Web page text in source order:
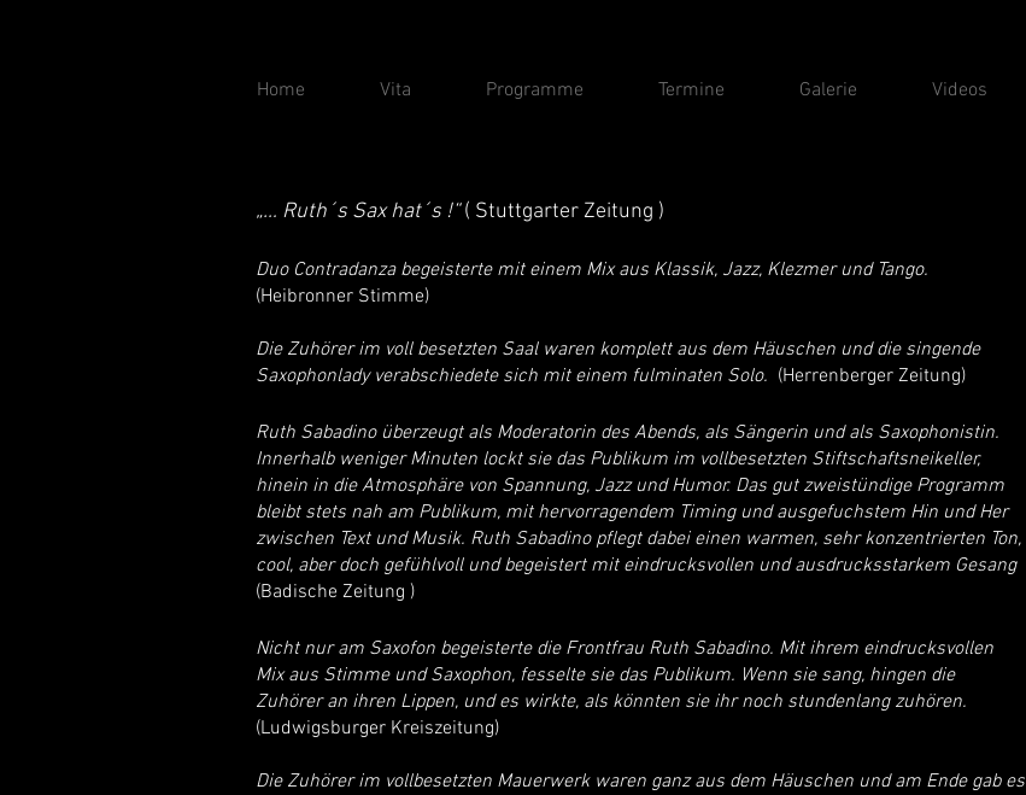
Home Vita Programme Termine Galerie Videos
„… Ruth´s Sax hat´s !“( Stuttgarter Zeitung )
Duo Contradanza begeisterte mit einem Mix aus Klassik, Jazz, Klezmer und Tango.
(Heibronner Stimme)
Die Zuhörer im voll besetzten Saal waren komplett aus dem Häuschen und die singende
Saxophonlady verabschiedete sich mit einem fulminaten Solo. (Herrenberger Zeitung)
Ruth Sabadino überzeugt als Moderatorin des Abends, als Sängerin und als Saxophonistin.
Innerhalb weniger Minuten lockt sie das Publikum im vollbesetzten Stiftschaftsneikeller,
hinein in die Atmosphäre von Spannung, Jazz und Humor. Das gut zweistündige Programm
bleibt stets nah am Publikum, mit hervorragendem Timing und ausgefuchstem Hin und Her
zwischen Text und Musik. Ruth Sabadino pflegt dabei einen warmen, sehr konzentrierten Ton,
cool, aber doch gefühlvoll und begeistert mit eindrucksvollen und ausdrucksstarkem Gesang
(Badische Zeitung )
Nicht nur am Saxofon begeisterte die Frontfrau Ruth Sabadino. Mit ihrem eindrucksvollen
Mix aus Stimme und Saxophon, fesselte sie das Publikum. Wenn sie sang, hingen die
Zuhörer an ihren Lippen, und es wirkte, als könnten sie ihr noch stundenlang zuhören.
(Ludwigsburger Kreiszeitung)
Die Zuhörer im vollbesetzten Mauerwerk waren ganz aus dem Häuschen und am Ende gab es